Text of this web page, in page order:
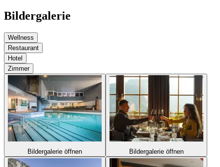
Bildergalerie
Wellness
Restaurant
Hotel
Zimmer
Bildergalerie öffnen Bildergalerie öffnen